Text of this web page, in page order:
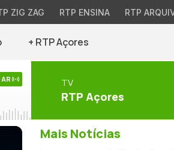
ZIG ZAG RTP ENSINA RTP
+ RTP Açores
AR TV
RTP Açores
Mais Notícias